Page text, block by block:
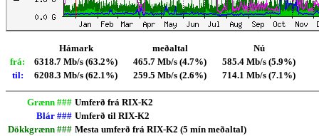
Hámark meðaltal
Nú
frá:
6318.7 Mb/s (63.2%) 465.7 Mb/s (4.7%)
585.4 Mb/s (5.9%)
til:
6208.3 Mb/s (62.1%) 259.5 Mb/s (2.6%) 714.1 Mb/s (7.1%)
Grænn ### Umferð frá RIX-K2
Blár ### Umferð til RIX-K2
Dökkgrænn ### Mesta umferð frá RIX-K2 (5 mín meðaltal)